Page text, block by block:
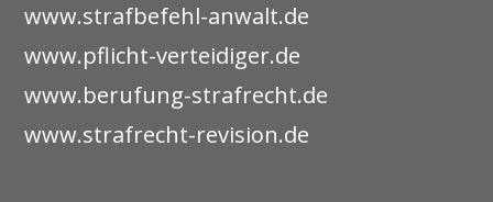
www.strafbefehl-anwalt.de
www.pflicht-verteidiger.de
www.berufung-strafrecht.de
www.strafrecht-revision.de